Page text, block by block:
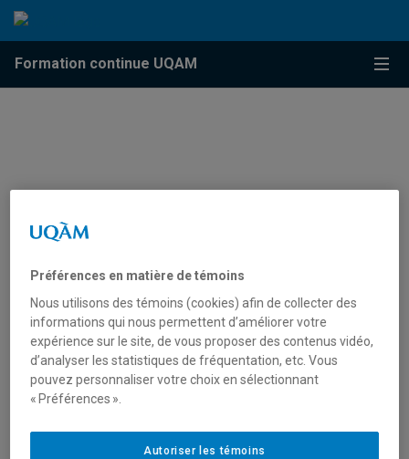
Accéder au contenu
Accéder au menu principal
Accéder à la recherche
Accéder au contenu
Accéder au menu principal
Formation continue UQAM
Mon compte
Connexion UQAM
Pour vous connecter à l’aide de votre
compte Microsoft UQAM,
Préférences en matière de témoins
Nous utilisons des témoins (cookies) afin de collecter des
informations qui nous permettent d’améliorer votre
expérience sur le site, de vous proposer des contenus vidéo,
d’analyser les statistiques de fréquentation, etc. Vous
pouvez personnaliser votre choix en sélectionnant
« Préférences ».
Autoriser les témoins